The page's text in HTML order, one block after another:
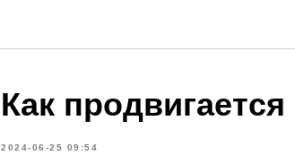
Как продвигается
2024-06-25 09:54